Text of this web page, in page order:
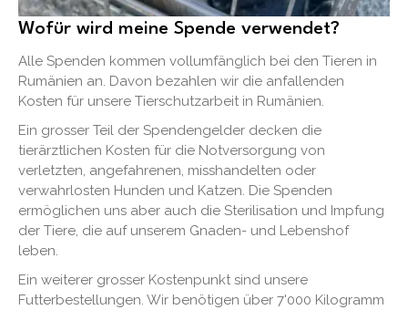
Wofür wird meine Spende verwendet?
Alle Spenden kommen vollumfänglich bei den Tieren in
Rumänien an. Davon bezahlen wir die anfallenden
Kosten für unsere Tierschutzarbeit in Rumänien.
Ein grosser Teil der Spendengelder decken die
tierärztlichen Kosten für die Notversorgung von
verletzten, angefahrenen, misshandelten oder
verwahrlosten Hunden und Katzen. Die Spenden
ermöglichen uns aber auch die Sterilisation und Impfung
der Tiere, die auf unserem Gnaden- und Lebenshof
leben.
Ein weiterer grosser Kostenpunkt sind unsere
Futterbestellungen. Wir benötigen über 7'000 Kilogramm